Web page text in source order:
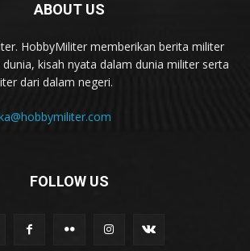
ABOUT US
HobbyMiliter memberikan berita militer
kisah nyata dalam dunia militer serta
dari dalam negeri.
FOLLOW US